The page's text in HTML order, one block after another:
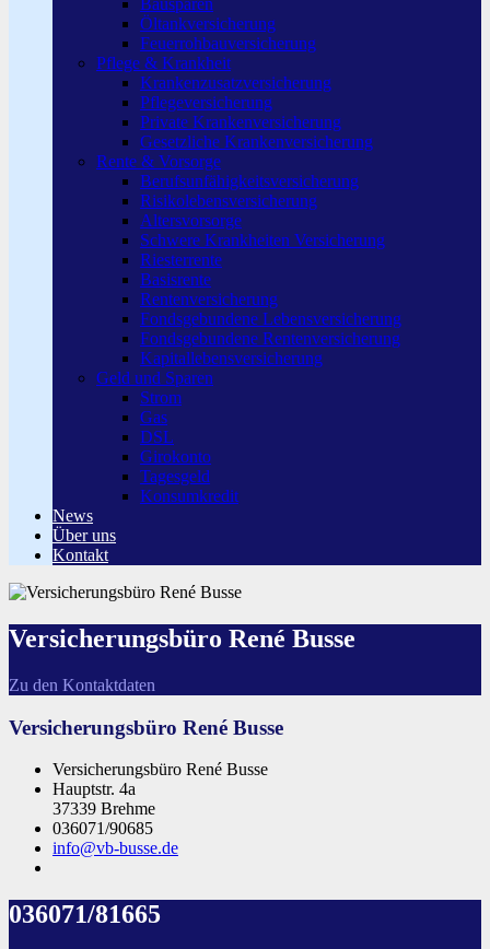
Bausparen
Öltankversicherung
Feuerrohbauversicherung
Pflege & Krankheit
Krankenzusatzversicherung
Pflegeversicherung
Private Krankenversicherung
Gesetzliche Krankenversicherung
Rente & Vorsorge
Berufs­unfähigkeitsversicherung
Risikolebensversicherung
Altersvorsorge
Schwere Krankheiten Versicherung
Riesterrente
Basisrente
Rentenversicherung
Fondsgebundene Lebensversicherung
Fondsgebundene Rentenversicherung
Kapitallebensversicherung
Geld und Sparen
Strom
Gas
DSL
Girokonto
Tagesgeld
Konsumkredit
News
Über uns
Kontakt
Versicherungsbüro René Busse
Zu den Kontaktdaten
Versicherungsbüro René Busse
Versicherungsbüro René Busse
Hauptstr. 4a
37339 Brehme
036071/90685
info@vb-busse.de
036071/81665